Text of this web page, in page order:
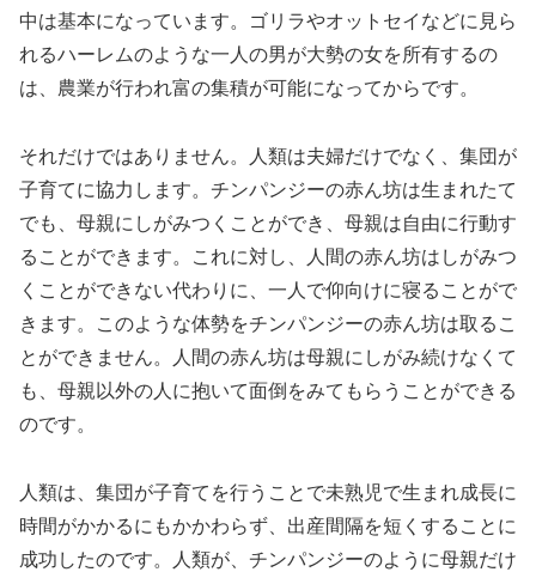
中は基本になっています。ゴリラやオットセイなどに見ら
れるハーレムのような一人の男が大勢の女を所有するの
は、農業が行われ富の集積が可能になってからです。
それだけではありません。人類は夫婦だけでなく、集団が
子育てに協力します。チンパンジーの赤ん坊は生まれたて
でも、母親にしがみつくことができ、母親は自由に行動す
ることができます。これに対し、人間の赤ん坊はしがみつ
くことができない代わりに、一人で仰向けに寝ることがで
きます。このような体勢をチンパンジーの赤ん坊は取るこ
とができません。人間の赤ん坊は母親にしがみ続けなくて
も、母親以外の人に抱いて面倒をみてもらうことができる
のです。
人類は、集団が子育てを行うことで未熟児で生まれ成長に
時間がかかるにもかかわらず、出産間隔を短くすることに
成功したのです。人類が、チンパンジーのように母親だけ